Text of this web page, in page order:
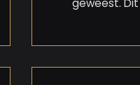
geweest.